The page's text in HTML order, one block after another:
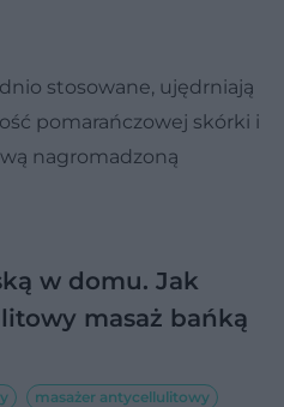
stosowane, ujędrniają
pomarańczowej skórki i
nagromadzoną
w domu. Jak
masaż bańką
masażer antycellulitowy